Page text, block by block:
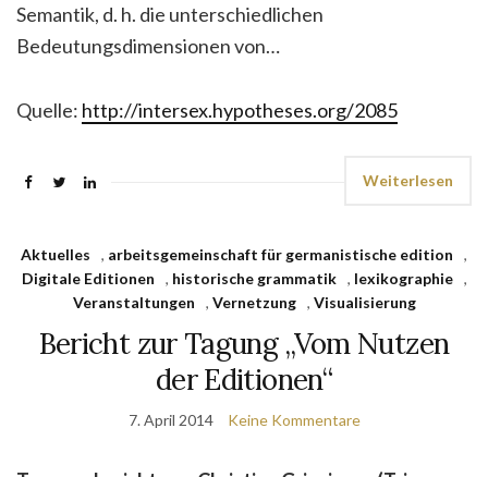
Semantik, d. h. die unterschiedlichen
Bedeutungsdimensionen von…
Quelle: http://intersex.hypotheses.org/2085
Weiterlesen
Aktuelles , arbeitsgemeinschaft für germanistische edition
,
Digitale Editionen
, historische grammatik , lexikographie
,
Veranstaltungen
, Vernetzung , Visualisierung
Bericht zur Tagung „Vom Nutzen
der Editionen“
7. April 2014 Keine Kommentare